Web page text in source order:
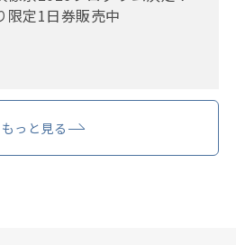
限定1日券販売中
もっと見る